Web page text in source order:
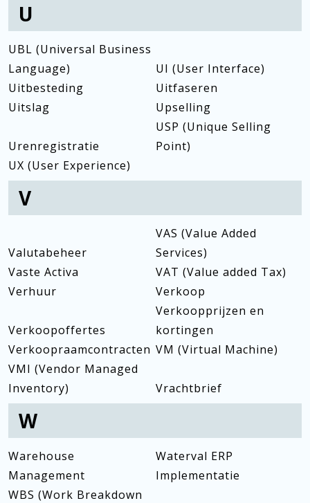
U
UBL (Universal Business
Language)
UI (User Interface)
Uitbesteding
Uitfaseren
Uitslag
Upselling
Urenregistratie
USP (Unique Selling
Point)
UX (User Experience)
V
Valutabeheer
VAS (Value Added
Services)
Vaste Activa
VAT (Value added Tax)
Verhuur
Verkoop
Verkoopoffertes
Verkoopprijzen en
kortingen
Verkoopraamcontracten VM (Virtual Machine)
VMI (Vendor Managed
Inventory)
Vrachtbrief
W
Warehouse
Management
Waterval ERP
Implementatie
WBS (Work Breakdown